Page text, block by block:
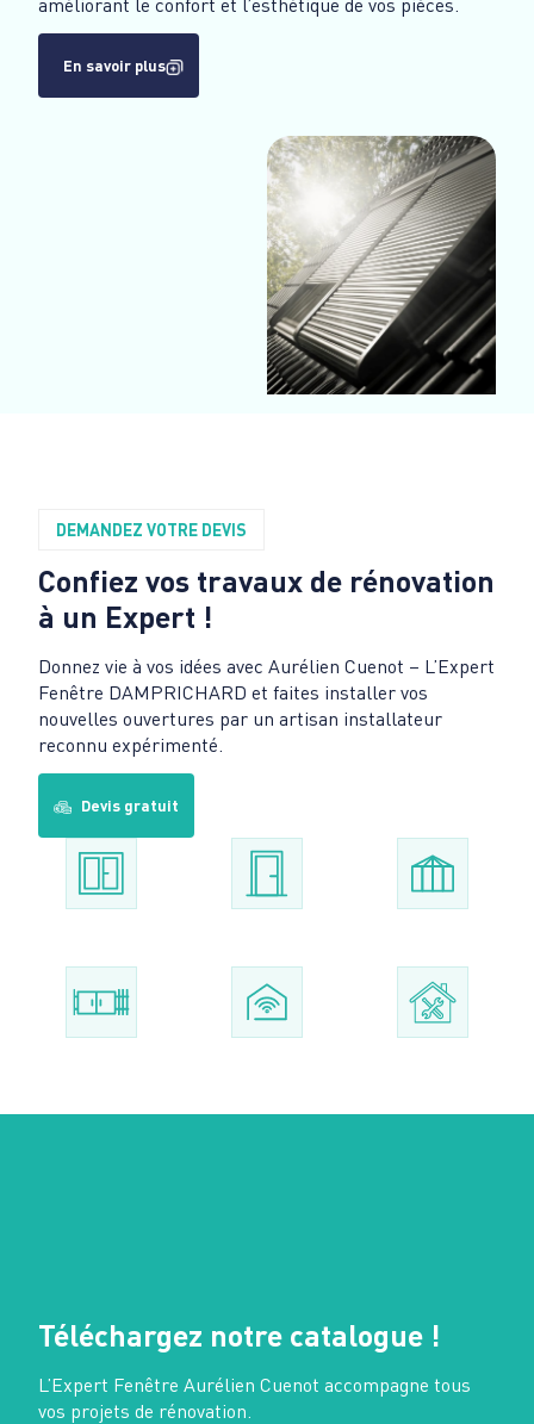
améliorant le confort et l’esthétique de vos pièces.
En savoir plus
DEMANDEZ VOTRE DEVIS
Confiez vos travaux de rénovation
à un Expert !
Donnez vie à vos idées avec Aurélien Cuenot – L’Expert
Fenêtre DAMPRICHARD et faites installer vos
nouvelles ouvertures par un artisan installateur
reconnu expérimenté.
Devis gratuit
Téléchargez notre catalogue !
L’Expert Fenêtre Aurélien Cuenot accompagne tous
vos projets de rénovation.